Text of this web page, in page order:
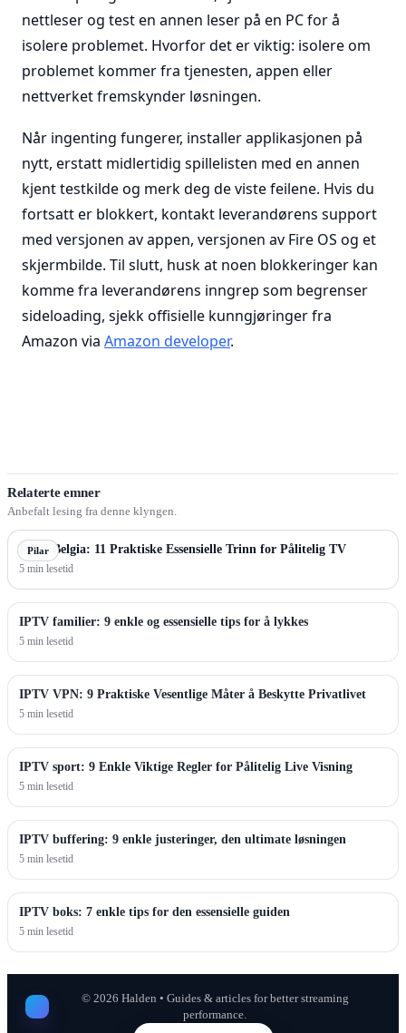
nettleser og test en annen leser på en PC for å
isolere problemet. Hvorfor det er viktig: isolere om
problemet kommer fra tjenesten, appen eller
nettverket fremskynder løsningen.
Når ingenting fungerer, installer applikasjonen på
nytt, erstatt midlertidig spillelisten med en annen
kjent testkilde og merk deg de viste feilene. Hvis du
fortsatt er blokkert, kontakt leverandørens support
med versjonen av appen, versjonen av Fire OS og et
skjermbilde. Til slutt, husk at noen blokkeringer kan
komme fra leverandørens inngrep som begrenser
sideloading, sjekk offisielle kunngjøringer fra
Amazon via Amazon developer.
Relaterte emner
Anbefalt lesing fra denne klyngen.
Pilar
IPTV Belgia: 11 Praktiske Essensielle Trinn for Pålitelig TV
5 min lesetid
IPTV familier: 9 enkle og essensielle tips for å lykkes
5 min lesetid
IPTV VPN: 9 Praktiske Vesentlige Måter å Beskytte Privatlivet
5 min lesetid
IPTV sport: 9 Enkle Viktige Regler for Pålitelig Live Visning
5 min lesetid
IPTV buffering: 9 enkle justeringer, den ultimate løsningen
5 min lesetid
IPTV boks: 7 enkle tips for den essensielle guiden
5 min lesetid
© 2026 Halden • Guides & articles for better streaming
performance.